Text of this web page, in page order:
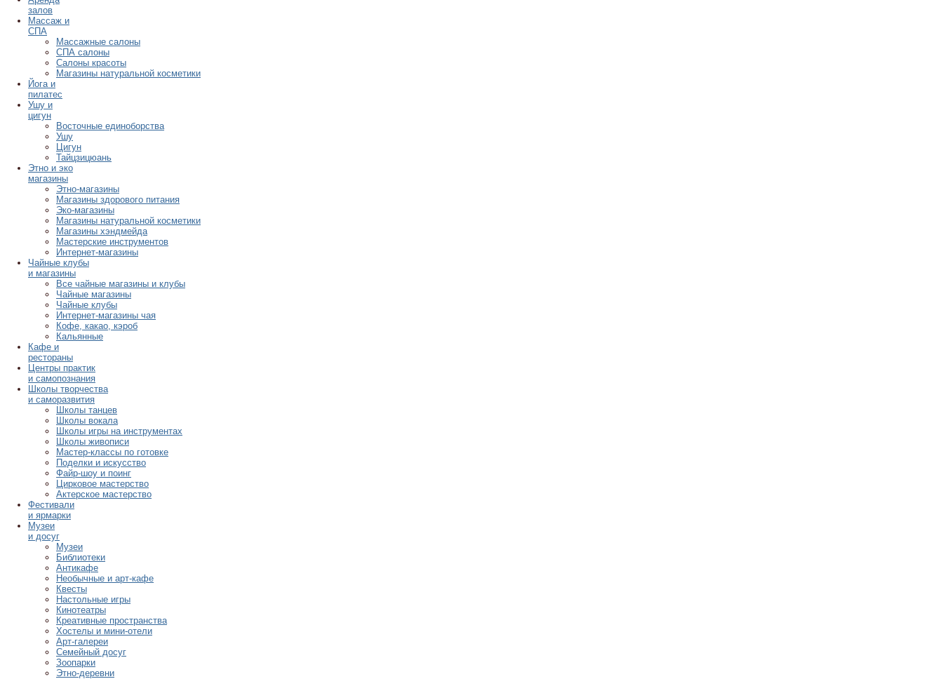
залов
Массаж и
СПА
Массажные салоны
СПА салоны
Салоны красоты
Магазины натуральной косметики
Йога и
пилатес
Ушу и
цигун
Восточные единоборства
Ушу
Цигун
Тайцзицюань
Этно и эко
магазины
Этно-магазины
Магазины здорового питания
Эко-магазины
Магазины натуральной косметики
Магазины хэндмейда
Мастерские инструментов
Интернет-магазины
Чайные клубы
и магазины
Все чайные магазины и клубы
Чайные магазины
Чайные клубы
Интернет-магазины чая
Кофе, какао, кэроб
Кальянные
Кафе и
рестораны
Центры практик
и самопознания
Школы творчества
и саморазвития
Школы танцев
Школы вокала
Школы игры на инструментах
Школы живописи
Мастер-классы по готовке
Поделки и искусство
Файр-шоу и поинг
Цирковое мастерство
Актерское мастерство
Фестивали
и ярмарки
Музеи
и досуг
Музеи
Библиотеки
Антикафе
Необычные и арт-кафе
Квесты
Настольные игры
Кинотеатры
Креативные пространства
Хостелы и мини-отели
Арт-галереи
Семейный досуг
Зоопарки
Этно-деревни